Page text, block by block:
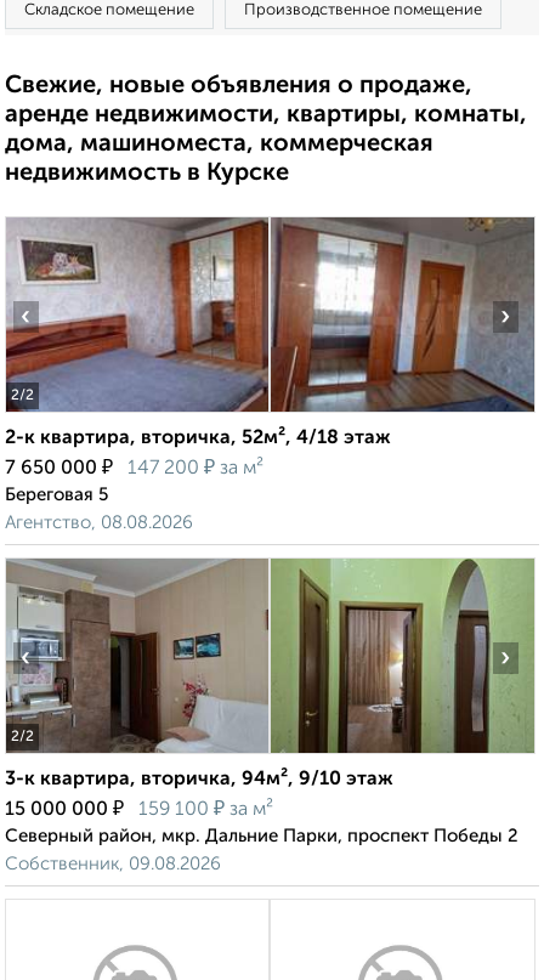
Складское помещение Производственное помещение
Свежие, новые объявления о продаже,
аренде недвижимости, квартиры, комнаты,
дома, машиноместа, коммерческая
недвижимость в Курске
2/2
‹ ›
2-к квартира, вторичка, 52м², 4/18 этаж
7 650 000 ₽ 147 200 ₽ за м²
Береговая 5
Агентство, 08.08.2026
2/2
‹ ›
3-к квартира, вторичка, 94м², 9/10 этаж
15 000 000 ₽ 159 100 ₽ за м²
Северный район, мкр. Дальние Парки, проспект Победы 2
Собственник, 09.08.2026